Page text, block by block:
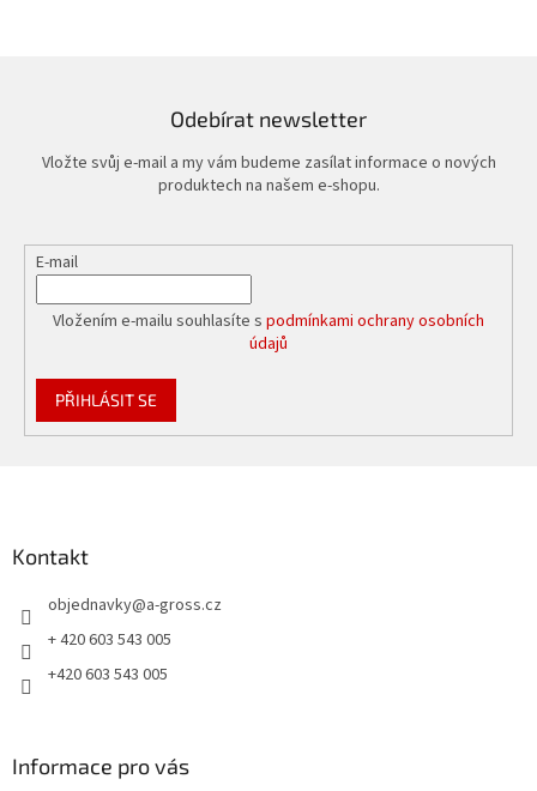
Odebírat newsletter
Vložte svůj e-mail a my vám budeme zasílat informace o nových
produktech na našem e-shopu.
E-mail
Vložením e-mailu souhlasíte s podmínkami ochrany osobních
údajů
PŘIHLÁSIT SE
Kontakt
objednavky@a-gross.cz
+ 420 603 543 005
+420 603 543 005
Informace pro vás